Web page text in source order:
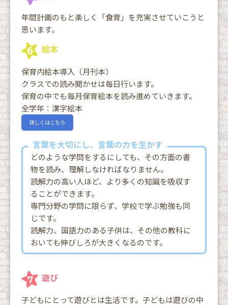
年間計画のもと楽しく「食育」を充実させていこうと
思います。
絵本
保育内絵本導入（月刊本）
クラスでの読み聞かせは毎日行います。
保育の中でも毎月保育絵本を読み進めていきます。
全学年：漢字絵本
詳しくはこちら
言葉を大切にし、言葉の力を生かす
どのような学問をするにしても、その方面の書
物を読み、理解しなければなりません。
読解力の高い人ほど、より多くの知識を吸収す
ることができます。
専門分野の学問に限らず、学校で学ぶ勉強も同
じです。
読解力、国語力のある子供は、その他の教科に
おいても伸びしろが大きくなるのです。
遊び
子どもにとって遊びとは生活です。子どもは遊びの中